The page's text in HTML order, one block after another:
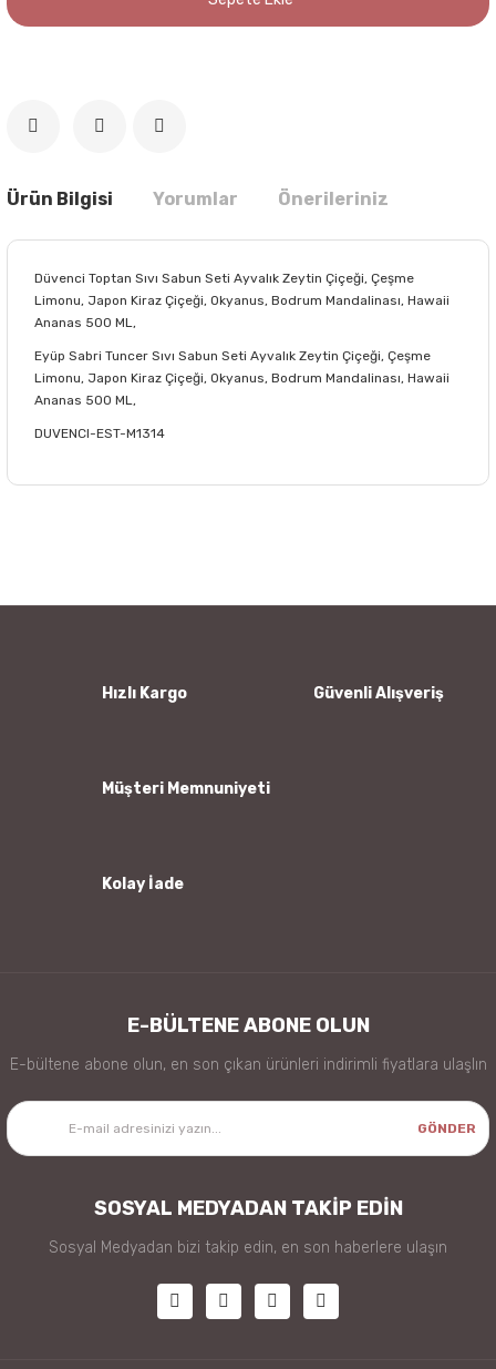
Ürün Bilgisi Yorumlar Önerileriniz
Düvenci Toptan Sıvı Sabun Seti Ayvalık Zeytin Çiçeği, Çeşme
Limonu, Japon Kiraz Çiçeği, Okyanus, Bodrum Mandalinası, Hawaii
Ananas 500 ML,
Eyüp Sabri Tuncer Sıvı Sabun Seti Ayvalık Zeytin Çiçeği, Çeşme
Limonu, Japon Kiraz Çiçeği, Okyanus, Bodrum Mandalinası, Hawaii
Ananas 500 ML,
DUVENCI-EST-M1314
Ürün bilgilerinde hatalar bulunuyor.
Hızlı Kargo Güvenli Alışveriş
Müşteri Memnuniyeti
Kolay İade
E-BÜLTENE ABONE OLUN
E-bültene abone olun, en son çıkan ürünleri indirimli fiyatlara ulaşlın
GÖNDER
SOSYAL MEDYADAN TAKİP EDİN
Sosyal Medyadan bizi takip edin, en son haberlere ulaşın